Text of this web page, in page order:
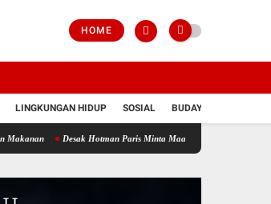
HOME
LINGKUNGAN HIDUP SOSIAL BUDAYA
Desak Hotman Paris Minta Maaf Terbuka, Ketua APJI Dani